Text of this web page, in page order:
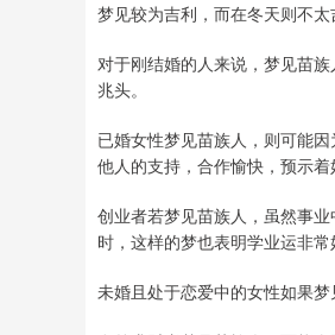
梦见较为吉利，而在冬天则不太
对于刚结婚的人来说，梦见苗
兆头。
已婚女性梦见苗族人，则可能
他人的支持，合作愉快，预示着
创业者若梦见苗族人，虽然事
时，这样的梦也表明学业运非常
未婚且处于恋爱中的女性如果